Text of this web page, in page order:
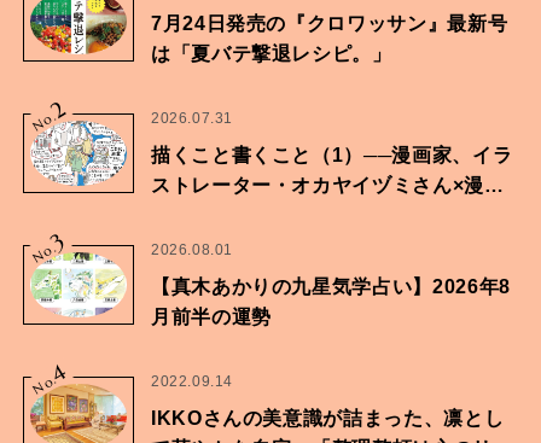
7月24日発売の『クロワッサン』最新号
は「夏バテ撃退レシピ。」
No.2 2026.07.31
描くこと書くこと（1）──漫画家、イラ
ストレーター・オカヤイヅミさん×漫画
No.
3 2026.08.01
【真木あかりの九星気学占い】2026年8
月前半の運勢
No.
4 2022.09.14
IKKOさんの美意識が詰まった、凛とし